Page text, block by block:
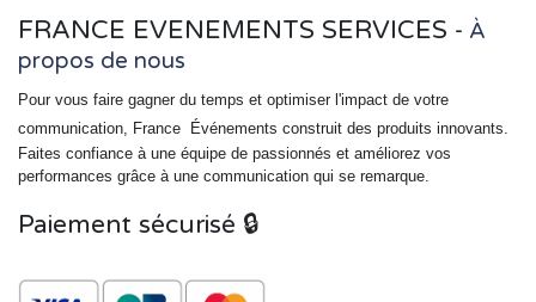
FRANCE EVENEMENTS SERVICES - À
propos de nous
Pour vous faire gagner du temps et optimiser l'impact de votre
communication, France
Événements construit des produits innovants.
Faites confiance à une équipe de passionnés et améliorez vos
performances grâce à une communication qui se remarque.
Paiement sécurisé 🔒